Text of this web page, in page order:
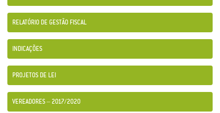
RELATÓRIO DE GESTÃO FISCAL
INDICAÇÕES
PROJETOS DE LEI
VEREADORES – 2017/2020